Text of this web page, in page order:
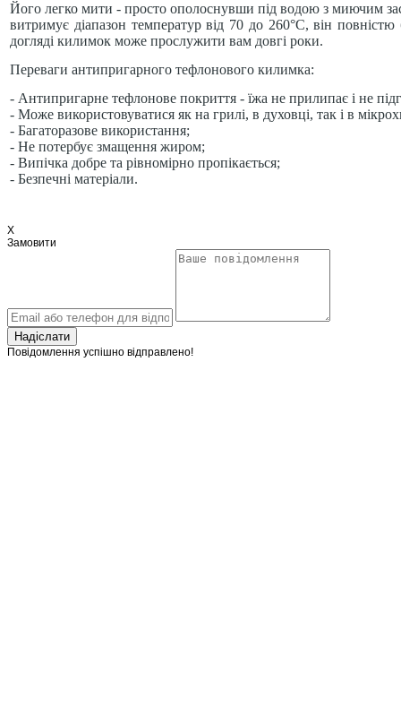
Його легко мити - просто ополоснувши під водою з миючим
витримує діапазон температур від 70 до 260°C, він
догляді килимок може прослужити вам довгі роки.
Переваги антипригарного тефлонового килимка:
- Антипригарне тефлонове покриття - їжа не прилипає і не
- Може використовуватися як на грилі, в духовці, так і в
- Багаторазове використання;
- Не потербує змащення жиром;
- Випічка добре та рівномірно пропікається;
- Безпечні матеріали.
X
Замовити
Надіслати
Повідомлення успішно відправлено!